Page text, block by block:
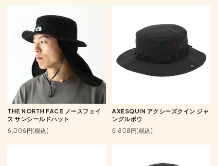
THE NORTH FACE ノースフェイ
ス サンシールドハット
6,006円(税込)
AXESQUIN アクシーズクイン ジャ
ングルボウ
5,808円(税込)